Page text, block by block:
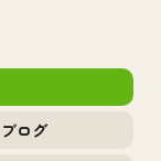
ブログ